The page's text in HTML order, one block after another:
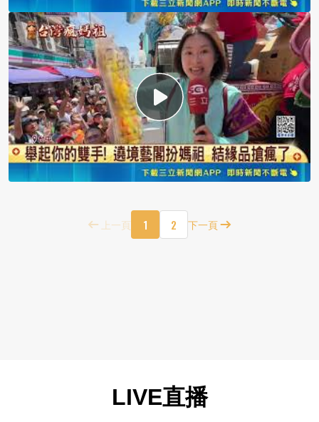
上一頁 1 2 下一頁
LIVE直播